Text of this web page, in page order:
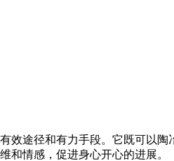
效途径和有力手段。它既可以陶
和情感，促进身心开心的进展。